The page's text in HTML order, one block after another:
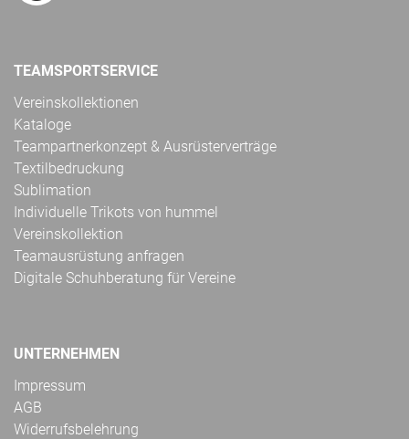
TEAMSPORTSERVICE
Vereinskollektionen
Kataloge
Teampartnerkonzept & Ausrüsterverträge
Textilbedruckung
Sublimation
Individuelle Trikots von hummel
Vereinskollektion
Teamausrüstung anfragen
Digitale Schuhberatung für Vereine
UNTERNEHMEN
Impressum
AGB
Widerrufsbelehrung